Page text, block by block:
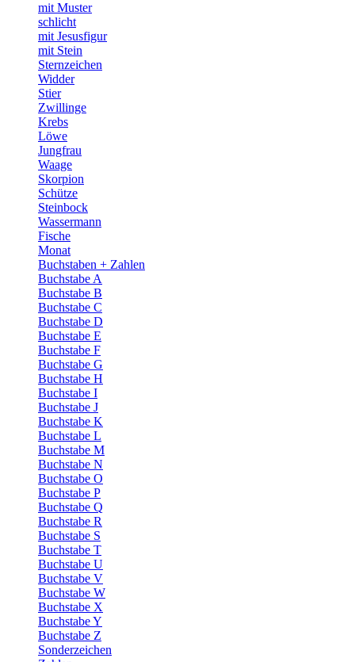
mit Muster
schlicht
mit Jesusfigur
mit Stein
Sternzeichen
Widder
Stier
Zwillinge
Krebs
Löwe
Jungfrau
Waage
Skorpion
Schütze
Steinbock
Wassermann
Fische
Monat
Buchstaben + Zahlen
Buchstabe A
Buchstabe B
Buchstabe C
Buchstabe D
Buchstabe E
Buchstabe F
Buchstabe G
Buchstabe H
Buchstabe I
Buchstabe J
Buchstabe K
Buchstabe L
Buchstabe M
Buchstabe N
Buchstabe O
Buchstabe P
Buchstabe Q
Buchstabe R
Buchstabe S
Buchstabe T
Buchstabe U
Buchstabe V
Buchstabe W
Buchstabe X
Buchstabe Y
Buchstabe Z
Sonderzeichen